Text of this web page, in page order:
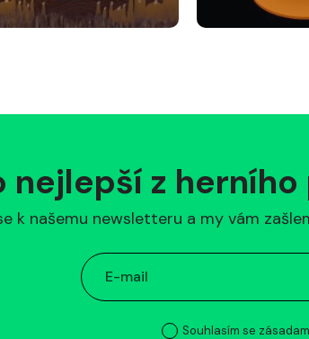
nejlepší z
k našemu newsletteru a my vám
Souhlasím se